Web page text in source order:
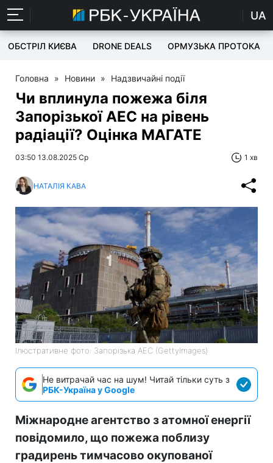
UA
ОБСТРІЛ КИЄВА DRONE DEALS ОРМУЗЬКА ПРОТОКА
Головна » Новини » Надзвичайні події
Чи вплинула пожежа біля
Запорізької АЕС на рівень
радіації? Оцінка МАГАТЕ
03:50 13.08.2025 Ср 1 хв
НАТАЛІЯ КАВА
Ілюстративне фото: Запорізька АЕС (GettyImages)
Не витрачай час на шум! Читай тільки суть з
РБК-Україна у Google
Міжнародне агентство з атомної енергії
повідомило, що пожежа поблизу
градирень тимчасово окупованої